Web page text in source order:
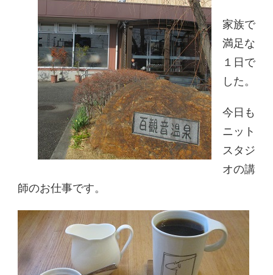
家族で
満足な
１日で
した。
今日も
ニット
スタジ
オの講
師のお仕事です。